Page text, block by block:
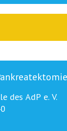
des AdP e. V.